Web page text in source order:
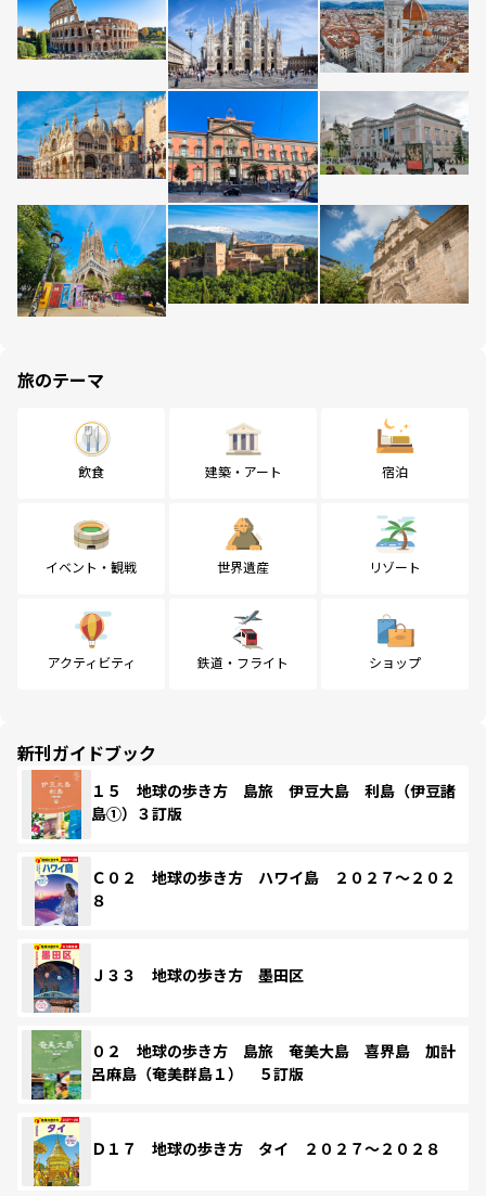
旅のテーマ
飲食 建築・アート 宿泊
イベント・観戦 世界遺産 リゾート
アクティビティ 鉄道・フライト ショップ
新刊ガイドブック
１５ 地球の歩き方 島旅 伊豆大島 利島（伊豆諸
島①）３訂版
Ｃ０２ 地球の歩き方 ハワイ島 ２０２７～２０２
８
Ｊ３３ 地球の歩き方 墨田区
０２ 地球の歩き方 島旅 奄美大島 喜界島 加計
呂麻島（奄美群島１） ５訂版
Ｄ１７ 地球の歩き方 タイ ２０２７～２０２８